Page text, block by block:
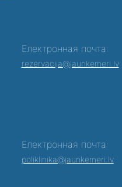
Електронная почта:
rezervacija@jaunkemeri.lv
Електронная почта:
poliklinika@jaunkemeri.lv